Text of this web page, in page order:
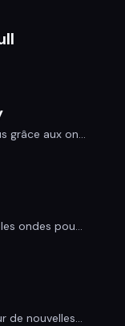
grâce aux on...
ondes pou...
de nouvelles...